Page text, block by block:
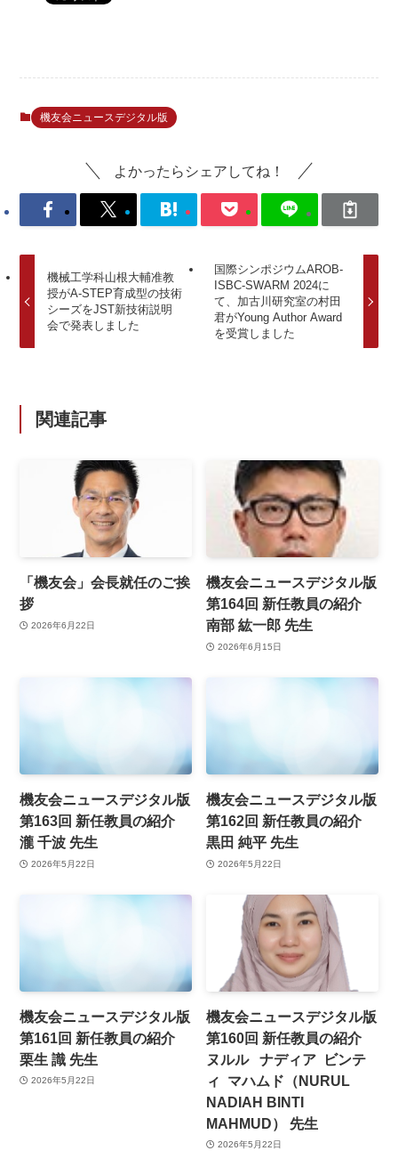
機友会ニュースデジタル版
よかったらシェアしてね！
機械工学科山根大輔准教
授がA-STEP育成型の技術
シーズをJST新技術説明
会で発表しました
国際シンポジウムAROB-
ISBC-SWARM 2024に
て、加古川研究室の村田
君がYoung Author Award
を受賞しました
関連記事
「機友会」会長就任のご挨
拶
2026年6月22日
機友会ニュースデジタル版
第164回 新任教員の紹介
南部 紘一郎 先生
2026年6月15日
機友会ニュースデジタル版
第163回 新任教員の紹介
瀧 千波 先生
2026年5月22日
機友会ニュースデジタル版
第162回 新任教員の紹介
黒田 純平 先生
2026年5月22日
機友会ニュースデジタル版
第161回 新任教員の紹介
栗生 識 先生
2026年5月22日
機友会ニュースデジタル版
第160回 新任教員の紹介
ヌルル ナディア ビンテ
ィ マハムド（NURUL
NADIAH BINTI
MAHMUD） 先生
2026年5月22日